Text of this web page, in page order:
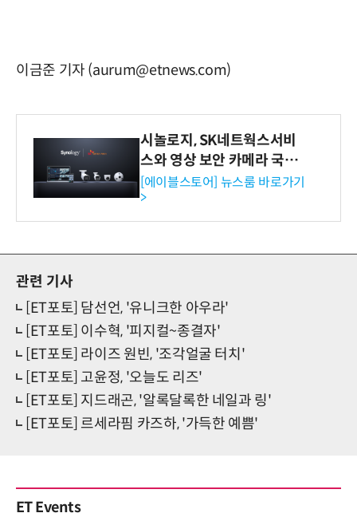
이금준 기자 (aurum@etnews.com)
시놀로지, SK네트웍스서비
스와 영상 보안 카메라 국내
독점 판매 파트너십 체결
[에이블스토어] 뉴스룸 바로가기
>
관련 기사
[ET포토] 담선언, '유니크한 아우라'
[ET포토] 이수혁, '피지컬~종결자'
[ET포토] 라이즈 원빈, '조각얼굴 터치'
[ET포토] 고윤정, '오늘도 리즈'
[ET포토] 지드래곤, '알록달록한 네일과 링'
[ET포토] 르세라핌 카즈하, '가득한 예쁨'
ET Events